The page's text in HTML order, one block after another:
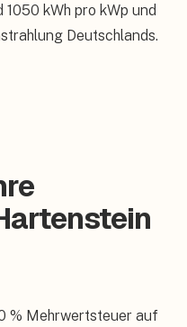
kWh pro kWp und
Deutschlands.
% Mehrwertsteuer auf